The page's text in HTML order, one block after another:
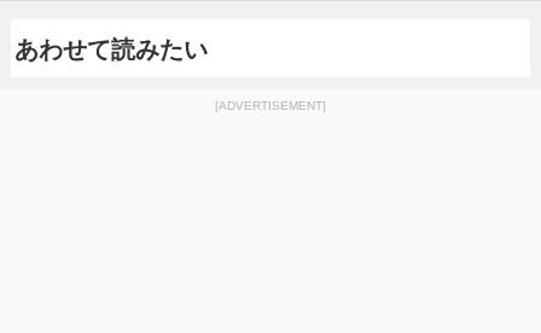
あわせて読みたい
[ADVERTISEMENT]